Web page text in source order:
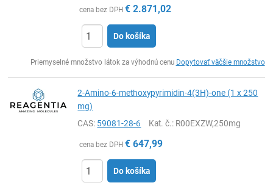
cena bez DPH € 2.871,02
Do košíka
Priemyselné množstvo látok za výhodnú cenu Dopytovať väčšie množstvo
2-Amino-6-methoxypyrimidin-4(3H)-one (1 x 250
mg)
CAS: 59081-28-6 Kat. č.: R00EXZW,250mg
cena bez DPH € 647,99
Do košíka